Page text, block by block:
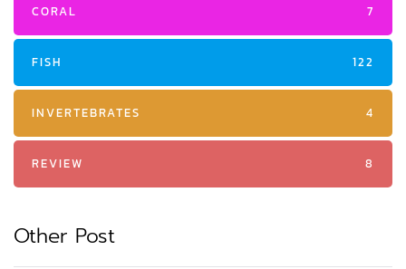
CORAL 7
FISH 122
INVERTEBRATES 4
REVIEW 8
Other Post